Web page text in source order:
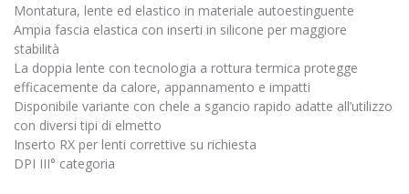
Montatura, lente ed elastico in materiale autoestinguente
Ampia fascia elastica con inserti in silicone per maggiore
stabilità
La doppia lente con tecnologia a rottura termica protegge
efficacemente da calore, appannamento e impatti
Disponibile variante con chele a sgancio rapido adatte all’utilizzo
con diversi tipi di elmetto
Inserto RX per lenti correttive su richiesta
DPI III° categoria